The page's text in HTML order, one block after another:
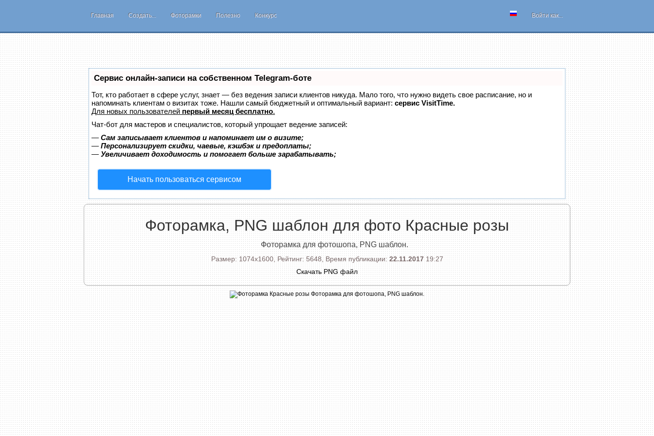
Главная Создать... Фоторамки Полезно Конкурс Войти как...
Сервис онлайн-записи на собственном Telegram-боте
Тот, кто работает в сфере услуг, знает — без ведения записи клиентов никуда. Мало того, что нужно видеть свое расписание, но и
напоминать клиентам о визитах тоже. Нашли самый бюджетный и оптимальный вариант: сервис VisitTime.
Для новых пользователей первый месяц бесплатно.
Чат-бот для мастеров и специалистов, который упрощает ведение записей:
— Сам записывает клиентов и напоминает им о визите;
— Персонализирует скидки, чаевые, кэшбэк и предоплаты;
— Увеличивает доходимость и помогает больше зарабатывать;
Начать пользоваться сервисом
Фоторамка, PNG шаблон для фото Красные розы
Фоторамка для фотошопа, PNG шаблон.
Размер: 1074x1600, Рейтинг: 5648, Время публикации:22.11.201719:27
Скачать PNG файл